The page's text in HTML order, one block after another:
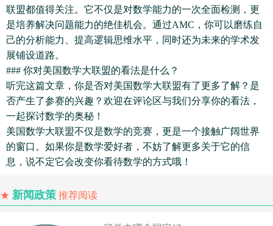
联盟都值得关注。它不仅是对数学能力的一次全面检测，更
是培养解决问题能力的绝佳机会。通过AMC，你可以磨练自
己的分析能力、提高逻辑思维水平，同时还为未来的学术发
展铺设道路。
### 你对美国数学大联盟的看法是什么？
听完这篇文章，你是否对美国数学大联盟有了更多了解？是
否产生了参赛的兴趣？欢迎在评论区与我们分享你的看法，
一起探讨数学的奥秘！
美国数学大联盟不仅是数学的竞赛，更是一个接触广阔世界
的窗口。如果你是数学爱好者，不妨了解更多关于它的信
息，说不定它会改变你看待数学的方式哦！
★ 新闻政策 推荐阅读